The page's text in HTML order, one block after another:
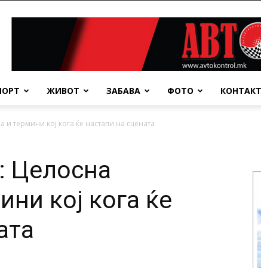
ЖИВОТ ЗАБАВА ФОТО КОНТАКТ
термини кој кога ќе настапи на сцената
Целосна
кој кога ќе